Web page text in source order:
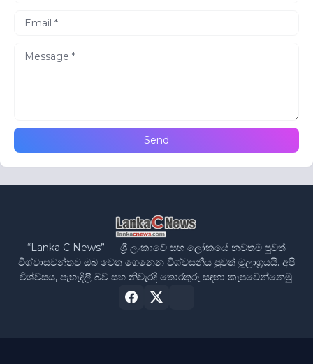
“Lanka C News” — ශ්‍රී ලංකාවේ සහ ලෝකයේ නවතම පුවත්
විශ්වාසවන්තව ඔබ වෙත ගෙනෙන විශ්වසනීය පුවත් මූලාශ්‍රයයි. අපි
විශ්වසය, පැහැදිලි බව සහ නිවැරදි තොරතුරු සඳහා කැපවෙන්නෙමු.